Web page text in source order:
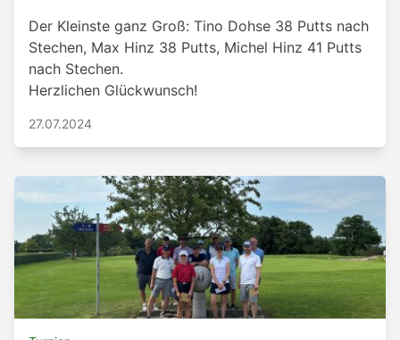
Der Kleinste ganz Groß: Tino Dohse 38 Putts nach
Stechen, Max Hinz 38 Putts, Michel Hinz 41 Putts
nach Stechen.
Herzlichen Glückwunsch!
27.07.2024